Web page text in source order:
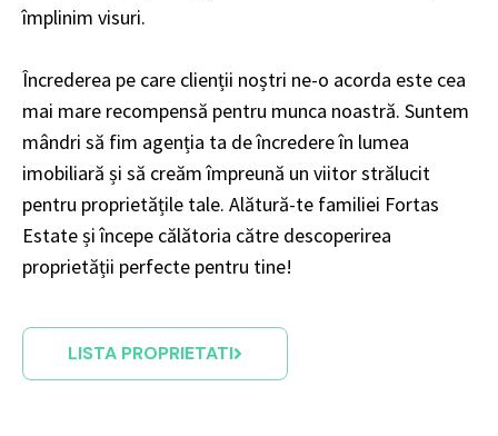
împlinim visuri.
Încrederea pe care clienții noștri ne-o acorda este cea
mai mare recompensă pentru munca noastră. Suntem
mândri să fim agenția ta de încredere în lumea
imobiliară și să creăm împreună un viitor strălucit
pentru proprietățile tale. Alătură-te familiei Fortas
Estate și începe călătoria către descoperirea
proprietății perfecte pentru tine!
LISTA PROPRIETATI